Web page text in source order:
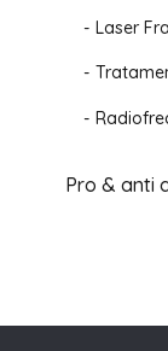
Laser
Pro & anti